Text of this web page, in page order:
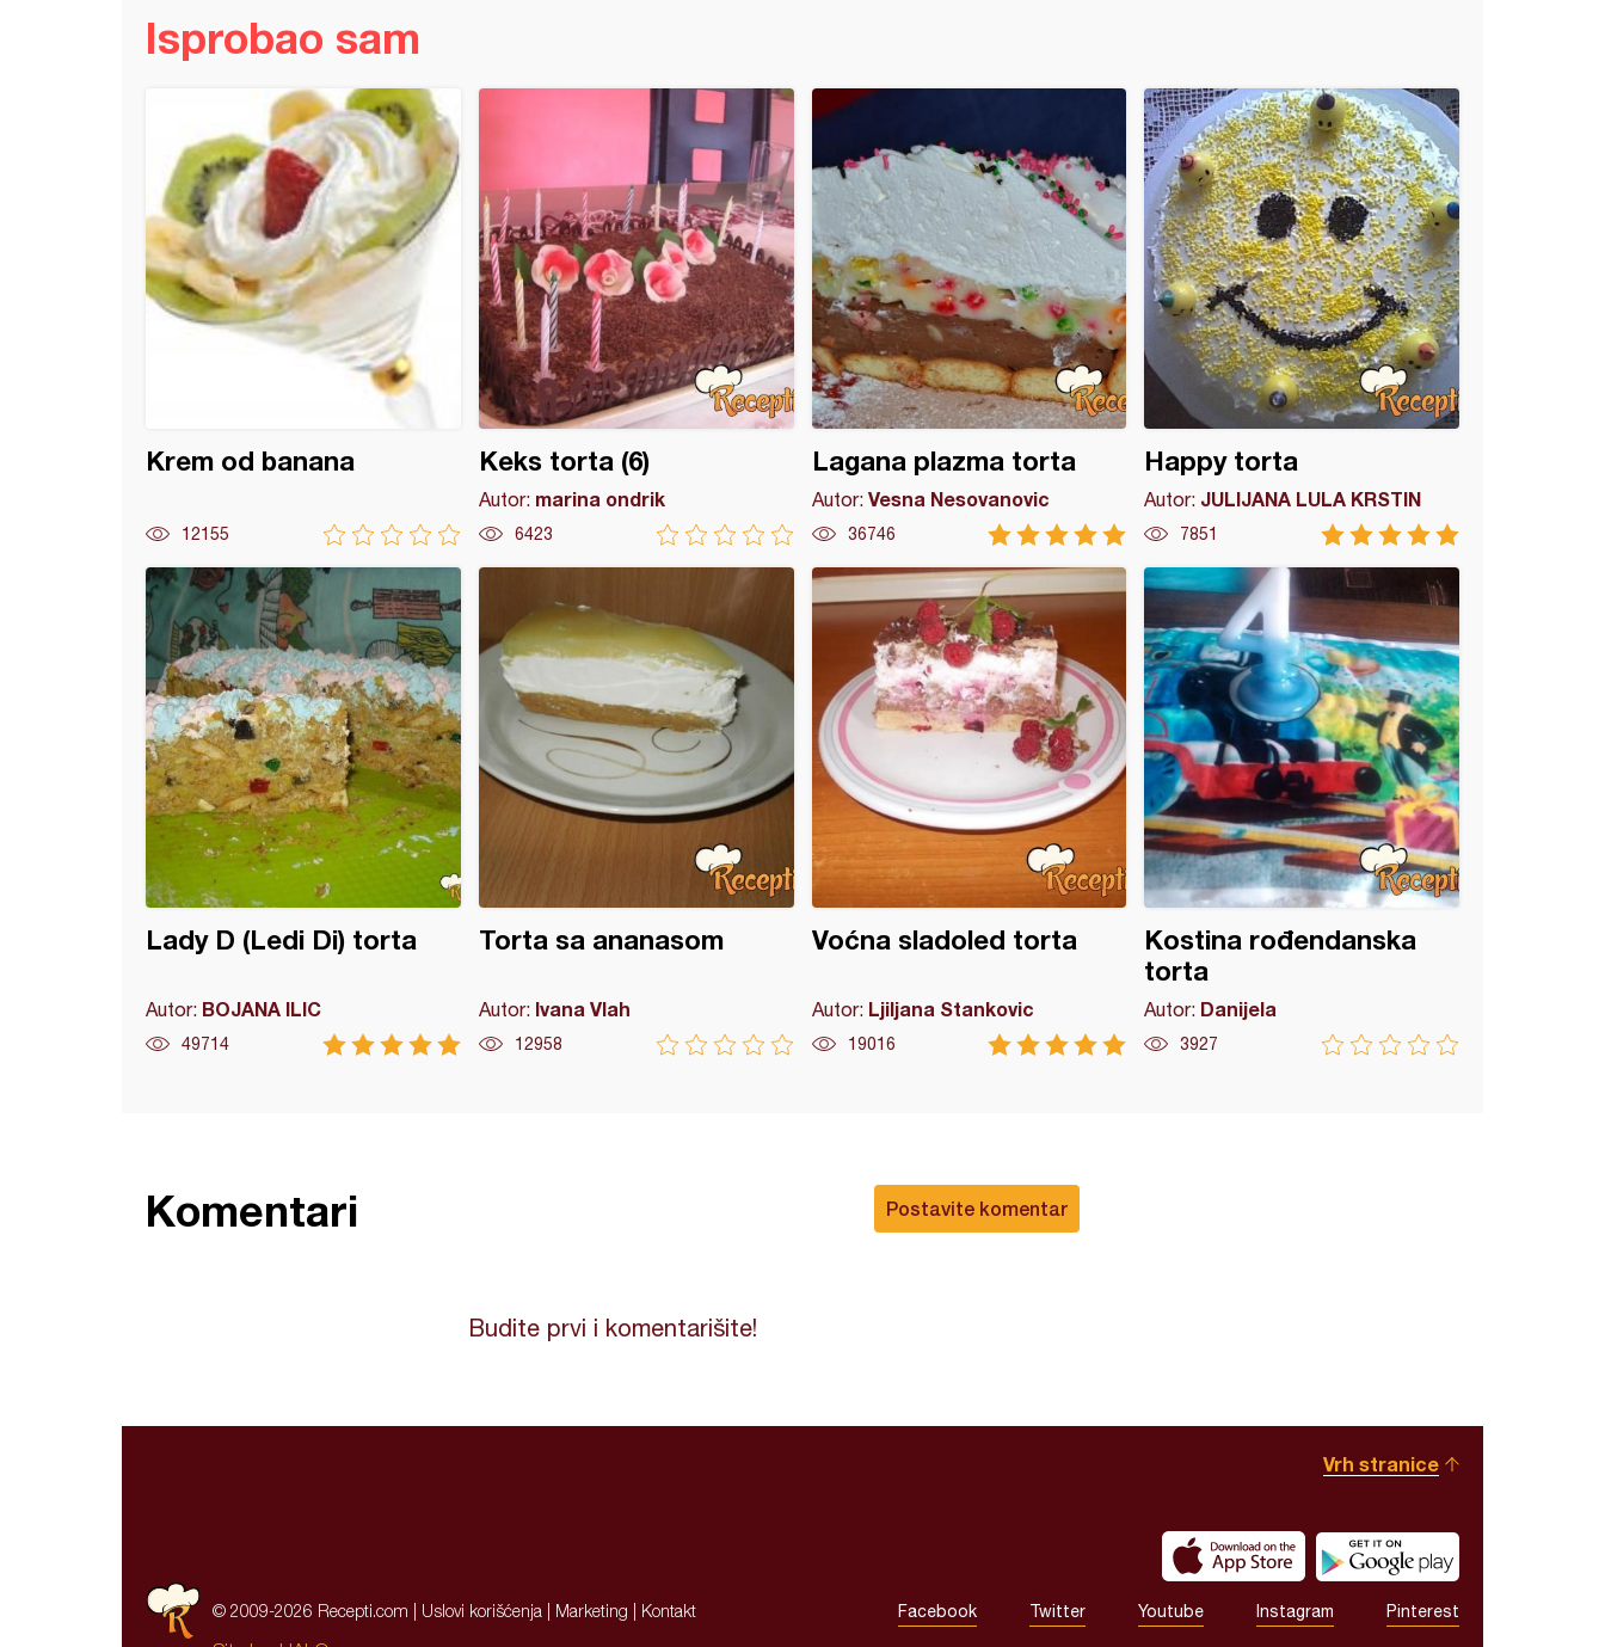
Isprobao sam
Krem od banana
12155
Keks torta (6)
Autor: marina ondrik
6423
Lagana plazma torta
Autor: Vesna Nesovanovic
36746
Happy torta
Autor: JULIJANA LULA KRSTIN
7851
Lady D (Ledi Di) torta
Autor: BOJANA ILIC
49714
Torta sa ananasom
Autor: Ivana Vlah
12958
Voćna sladoled torta
Autor: Ljiljana Stankovic
19016
Kostina rođendanska
torta
Autor: Danijela
3927
rođendanska torta
Postavite komentar
Komentari
Budite prvi i komentarišite!
Vrh stranice
© 2009-2026 Recepti.com | Uslovi korišćenja Marketing Kontakt Facebook Twitter Youtube Instagram Pinterest